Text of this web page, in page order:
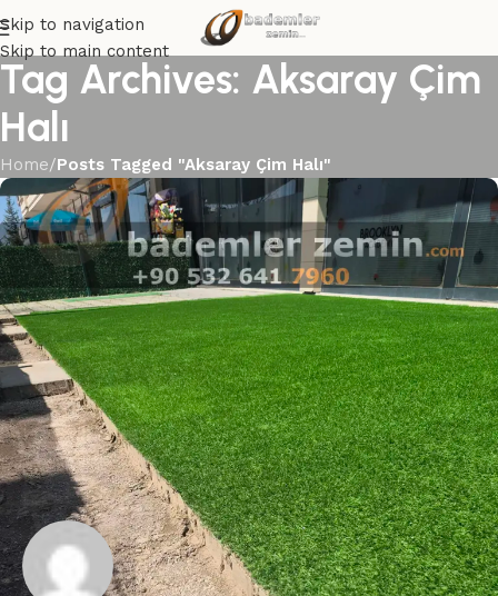
Skip to navigation
Skip to main content
Tag Archives: Aksaray Çim
Halı
Home/Posts Tagged "Aksaray Çim Halı"